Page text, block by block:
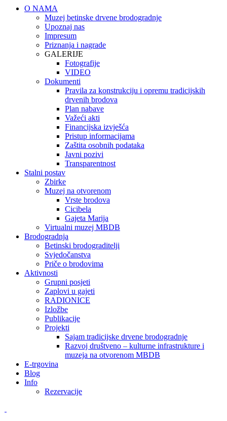
O NAMA
Muzej betinske drvene brodogradnje
Upoznaj nas
Impresum
Priznanja i nagrade
GALERIJE
Fotografije
VIDEO
Dokumenti
Pravila za konstrukciju i opremu tradicijskih
drvenih brodova
Plan nabave
Važeći akti
Financijska izvješća
Pristup informacijama
Zaštita osobnih podataka
Javni pozivi
Transparentnost
Stalni postav
Zbirke
Muzej na otvorenom
Vrste brodova
Cicibela
Gajeta Marija
Virtualni muzej MBDB
Brodogradnja
Betinski brodograditelji
Svjedočanstva
Priče o brodovima
Aktivnosti
Grupni posjeti
Zaplovi u gajeti
RADIONICE
Izložbe
Publikacije
Projekti
Sajam tradicijske drvene brodogradnje
Razvoj društveno – kulturne infrastrukture i
muzeja na otvorenom MBDB
E-trgovina
Blog
Info
Rezervacije